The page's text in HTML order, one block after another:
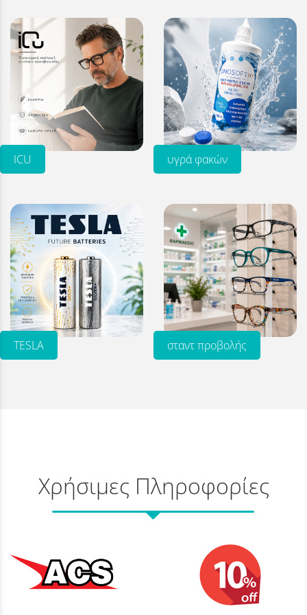
ICU υγρά φακών
TESLA σταντ προβολής
Χρήσιμες Πληροφορίες